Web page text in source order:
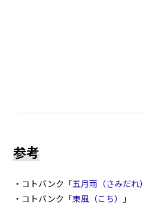
参考
・コトバンク「五月雨（さみだれ）
・コトバンク「東風（こち） 」